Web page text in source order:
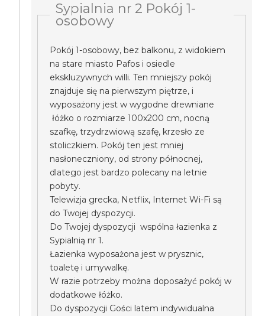
Sypialnia nr 2 Pokój 1-
osobowy
Pokój 1-osobowy, bez balkonu, z widokiem
na stare miasto Pafos i osiedle
ekskluzywnych willi. Ten mniejszy pokój
znajduje się na pierwszym piętrze, i
wyposażony jest w wygodne drewniane
łóżko o rozmiarze 100x200 cm, nocną
szafkę, trzydrzwiową szafę, krzesło ze
stoliczkiem. Pokój ten jest mniej
nasłoneczniony, od strony północnej,
dlatego jest bardzo polecany na letnie
pobyty.
Telewizja grecka, Netflix, Internet Wi-Fi są
do Twojej dyspozycji.
Do Twojej dyspozycji wspólna łazienka z
Sypialnią nr 1.
Łazienka wyposażona jest w prysznic,
toaletę i umywalkę.
W razie potrzeby można doposażyć pokój w
dodatkowe łóżko.
Do dyspozycji Gości latem indywidualna